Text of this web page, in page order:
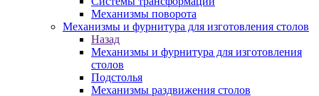
Механизмы поворота
Механизмы и фурнитура для изготовления столов
Назад
Механизмы и фурнитура для изготовления
столов
Подстолья
Механизмы раздвижения столов